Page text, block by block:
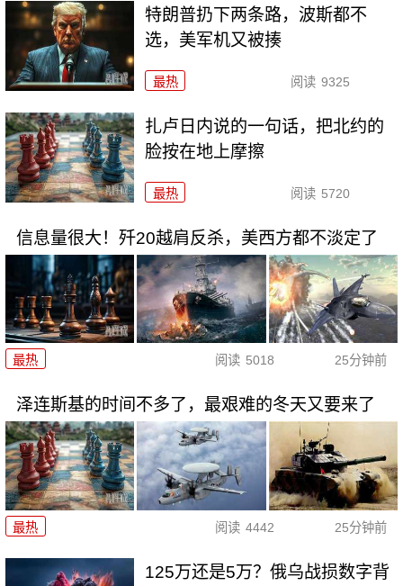
特朗普扔下两条路，波斯都不
选，美军机又被揍
最热 阅读 9325
扎卢日内说的一句话，把北约的
脸按在地上摩擦
最热 阅读 5720
信息量很大！歼20越肩反杀，美西方都不淡定了
最热 阅读 5018 25分钟前
泽连斯基的时间不多了，最艰难的冬天又要来了
最热 阅读 4442 25分钟前
125万还是5万？俄乌战损数字背